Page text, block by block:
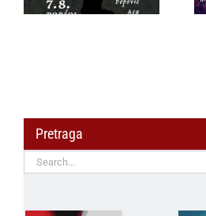
ikona stiže na Dragi
Pretraga
Search
for: